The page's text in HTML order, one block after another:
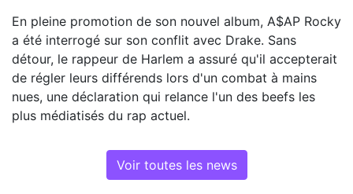
En pleine promotion de son nouvel album, A$AP Rocky
a été interrogé sur son conflit avec Drake. Sans
détour, le rappeur de Harlem a assuré qu'il accepterait
de régler leurs différends lors d'un combat à mains
nues, une déclaration qui relance l'un des beefs les
plus médiatisés du rap actuel.
Voir toutes les news